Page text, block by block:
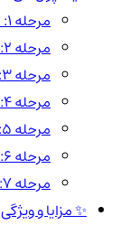
مرحله 1: ثبت‌نام در صرافی کیف پول من
مرحله 2: احراز هویت و امنیت حساب
مرحله 3: واریز وجه به حساب کیف پول من
مرحله 4: خرید ارز دیجیتال CST
مرحله 5: فروش آنی ارز دیجیتال CST
مرحله 6: انتقال ارز به کیف پول شخصی
مرحله 7: نظارت بر وضعیت خرید و فروش
✨ مزایا و